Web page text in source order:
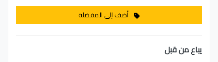
أضف إلى المفضلة
يباع من قبل